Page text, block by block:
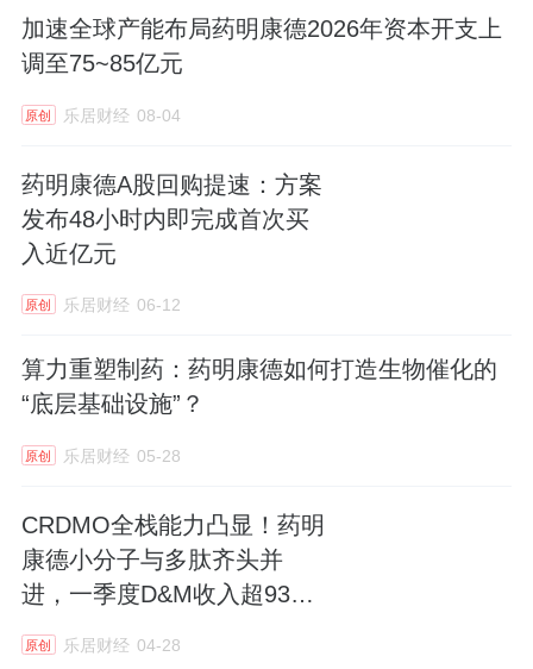
加速全球产能布局药明康德2026年资本开支上
调至75~85亿元
原创 乐居财经 08-04
药明康德A股回购提速：方案
发布48小时内即完成首次买
入近亿元
原创 乐居财经 06-12
算力重塑制药：药明康德如何打造生物催化的
“底层基础设施”？
原创 乐居财经 05-28
CRDMO全栈能力凸显！药明
康德小分子与多肽齐头并
进，一季度D&M收入超93亿
元
原创 乐居财经 04-28